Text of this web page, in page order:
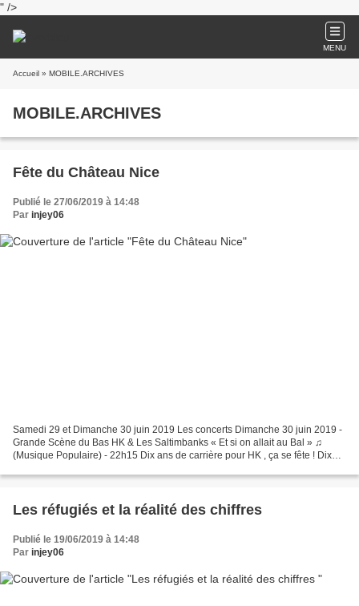
" />
MENU
Accueil » MOBILE.ARCHIVES
MOBILE.ARCHIVES
Fête du Château Nice
Publié le 27/06/2019 à 14:48
Par injey06
Samedi 29 et Dimanche 30 juin 2019 Les concerts Dimanche 30 juin 2019 -
Grande Scène du Bas HK & Les Saltimbanks « Et si on allait au Bal » ♫
(Musique Populaire) - 22h15 Dix ans de carrière pour HK , ça se fête ! Dix
Les réfugiés et la réalité des chiffres
Publié le 19/06/2019 à 14:48
Par injey06